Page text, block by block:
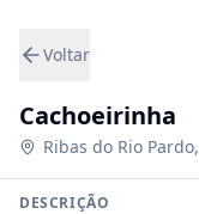
Voltar
Cachoeirinha
Ribas do Rio Pardo,
DESCRIÇÃO